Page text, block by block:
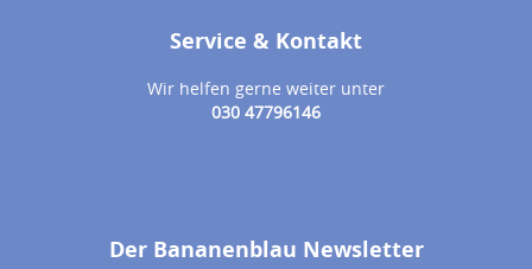
Service & Kontakt
Wir helfen gerne weiter unter
030 47796146
Der Bananenblau Newsletter